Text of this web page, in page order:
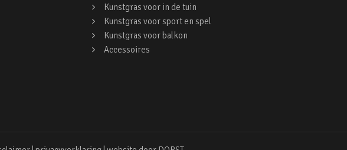
Kunstgras voor in de tuin
Kunstgras voor sport en spel
Kunstgras voor balkon
Accessoires